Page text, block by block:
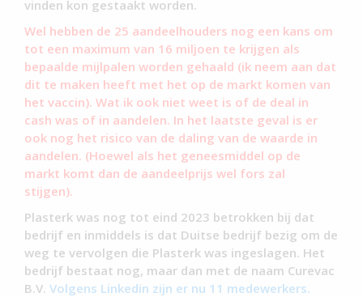
vinden kon gestaakt worden.
Wel hebben de 25 aandeelhouders nog een kans om
tot een maximum van 16 miljoen te krijgen als
bepaalde mijlpalen worden gehaald (ik neem aan dat
dit te maken heeft met het op de markt komen van
het vaccin). Wat ik ook niet weet is of de deal in
cash was of in aandelen. In het laatste geval is er
ook nog het risico van de daling van de waarde in
aandelen. (Hoewel als het geneesmiddel op de
markt komt dan de aandeelprijs wel fors zal
stijgen).
Plasterk was nog tot eind 2023 betrokken bij dat
bedrijf en inmiddels is dat Duitse bedrijf bezig om de
weg te vervolgen die Plasterk was ingeslagen. Het
bedrijf bestaat nog, maar dan met de naam Curevac
B.V. Volgens Linkedin zijn er nu 11 medewerkers.